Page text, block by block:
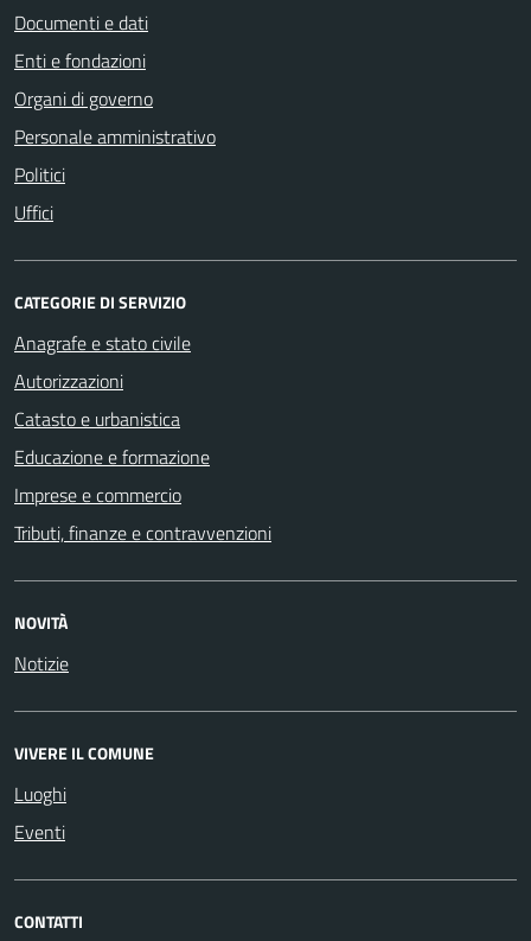
Documenti e dati
Enti e fondazioni
Organi di governo
Personale amministrativo
Politici
Uffici
CATEGORIE DI SERVIZIO
Anagrafe e stato civile
Autorizzazioni
Catasto e urbanistica
Educazione e formazione
Imprese e commercio
Tributi, finanze e contravvenzioni
NOVITÀ
Notizie
VIVERE IL COMUNE
Luoghi
Eventi
CONTATTI